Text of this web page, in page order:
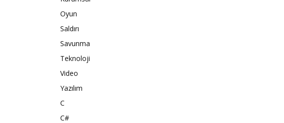
Oyun
Saldırı
Savunma
Teknoloji
Video
Yazılım
C
C#